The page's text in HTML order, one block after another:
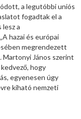
a legutóbbi uniós
fogadtak el a
lesz a
hazai és európai
megrendezett
János szerint
hogy
egyenesen úgy
kiható nemzeti